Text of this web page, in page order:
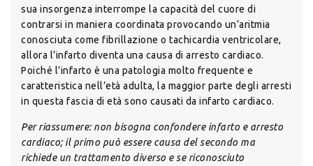
sua insorgenza interrompe la capacità del cuore di
contrarsi in maniera coordinata provocando un’aritmia
conosciuta come fibrillazione o tachicardia ventricolare,
allora l’infarto diventa una causa di arresto cardiaco.
Poiché l’infarto è una patologia molto frequente e
caratteristica nell’età adulta, la maggior parte degli arresti
in questa fascia di età sono causati da infarto cardiaco.
Per riassumere: non bisogna confondere infarto e arresto
cardiaco; il primo può essere causa del secondo ma
richiede un trattamento diverso e se riconosciuto